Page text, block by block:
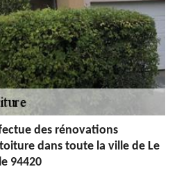
des rénovations
dans toute la ville de Le
94420